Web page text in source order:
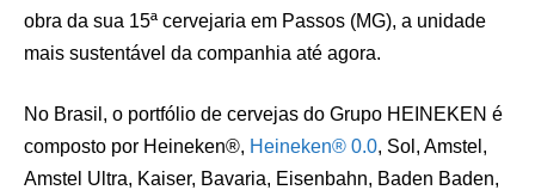
obra da sua 15ª cervejaria em Passos (MG), a unidade
mais sustentável da companhia até agora.
No Brasil, o portfólio de cervejas do Grupo HEINEKEN é
composto por Heineken®, Heineken® 0.0, Sol, Amstel,
Amstel Ultra, Kaiser, Bavaria, Eisenbahn, Baden Baden,